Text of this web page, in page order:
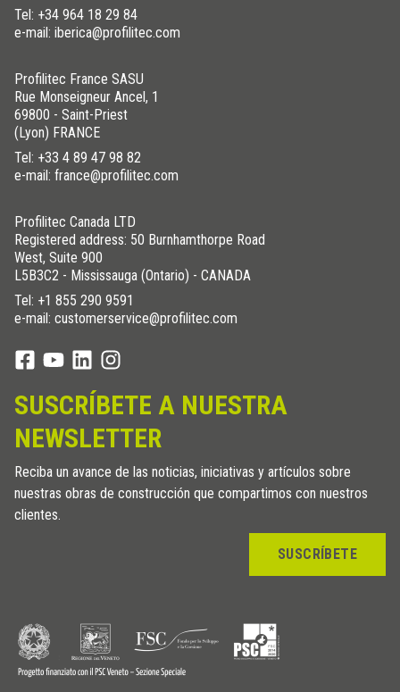
Tel: +34 964 18 29 84
e-mail: iberica@profilitec.com
Profilitec France SASU
Rue Monseigneur Ancel, 1
69800 - Saint-Priest
(Lyon) FRANCE
Tel: +33 4 89 47 98 82
e-mail: france@profilitec.com
Profilitec Canada LTD
Registered address: 50 Burnhamthorpe Road
West, Suite 900
L5B3C2 - Mississauga (Ontario) - CANADA
Tel: +1 855 290 9591
e-mail: customerservice@profilitec.com
SUSCRÍBETE A NUESTRA
NEWSLETTER
Reciba un avance de las noticias, iniciativas y artículos sobre
nuestras obras de construcción que compartimos con nuestros
clientes.
SUSCRÍBETE